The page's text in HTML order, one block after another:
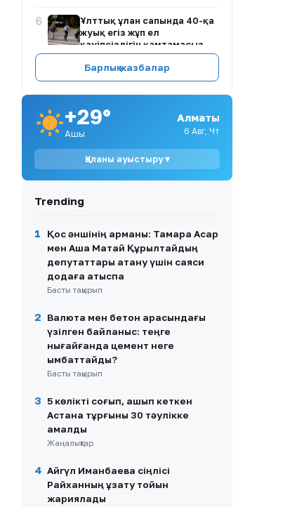
6
Ұлттық ұлан сапында 40-қа
жуық егіз жұп ел
қауіпсіздігін қамтамасыз
етіп жүр
7
Көкшетауда жүргізуші төрт
баланы қағып кетті
8
Дүлей дауыл: Өскеменде 25
жарықсыз қалды
9
Астанада атпен жүрген
10
шетел азаматы елден
шығарылды
Барлық жазбалар
+29°
Ашық
Алматы
6 Авг, Чт
Қаланы ауыстыру ▾
Trending
1
Қос әншінің арманы: Тамара Асар
мен Аша Матай Құрылтайдың
депутаттары атану үшін саяси
додаға қатыспақ
Басты тақырып
2
Валюта мен бетон арасындағы
үзілген байланыс: теңге
нығайғанда цемент неге
қымбаттайды?
Басты тақырып
3
5 көлікті соғып, қашып кеткен
Астана тұрғыны 30 тәулікке
қамалды
Жаңалықтар
4 Айгүл Иманбаева сіңлісі
Райханның ұзату тойын
жариялады